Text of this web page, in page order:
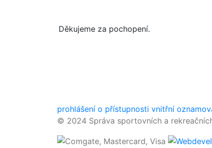
Děkujeme za pochopení.
prohlášení o přístupnosti vnitřní
© 2024 Správa sportovních a